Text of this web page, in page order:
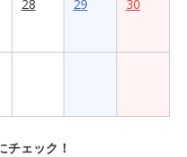
28 29 30
チェック！